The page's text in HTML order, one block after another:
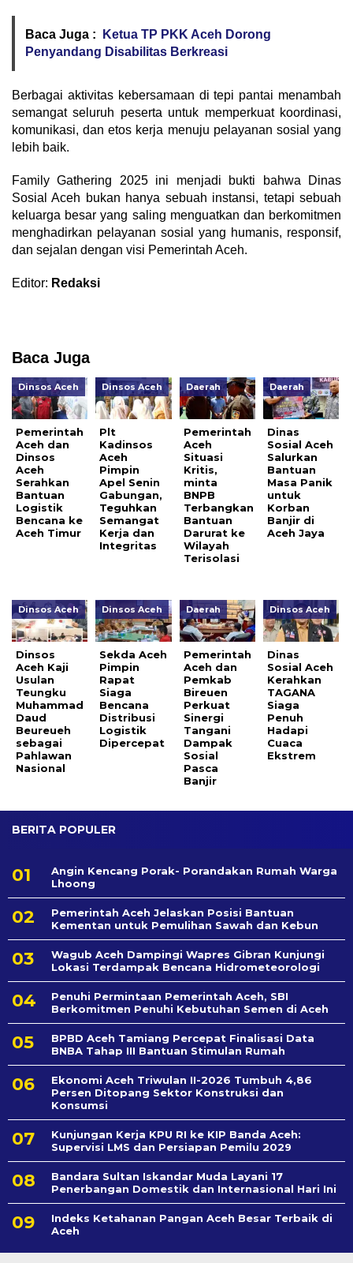
Baca Juga :
Ketua TP PKK Aceh Dorong
Penyandang Disabilitas Berkreasi
Berbagai aktivitas kebersamaan di tepi pantai menambah
semangat seluruh peserta untuk memperkuat koordinasi,
komunikasi, dan etos kerja menuju pelayanan sosial yang
lebih baik.
Family Gathering 2025 ini menjadi bukti bahwa Dinas
Sosial Aceh bukan hanya sebuah instansi, tetapi sebuah
keluarga besar yang saling menguatkan dan berkomitmen
menghadirkan pelayanan sosial yang humanis, responsif,
dan sejalan dengan visi Pemerintah Aceh.
Editor: Redaksi
Baca Juga
Dinsos Aceh
Pemerintah
Aceh dan
Dinsos
Aceh
Serahkan
Bantuan
Logistik
Bencana ke
Aceh Timur
Dinsos Aceh
Plt
Kadinsos
Aceh
Pimpin
Apel Senin
Gabungan,
Teguhkan
Semangat
Kerja dan
Integritas
Daerah
Pemerintah
Aceh
Situasi
Kritis,
minta
BNPB
Terbangkan
Bantuan
Darurat ke
Wilayah
Terisolasi
Daerah
Dinas
Sosial Aceh
Salurkan
Bantuan
Masa Panik
untuk
Korban
Banjir di
Aceh Jaya
Dinsos Aceh
Dinsos
Aceh Kaji
Usulan
Teungku
Muhammad
Daud
Beureueh
sebagai
Pahlawan
Nasional
Dinsos Aceh
Sekda Aceh
Pimpin
Rapat
Siaga
Bencana
Distribusi
Logistik
Dipercepat
Daerah
Pemerintah
Aceh dan
Pemkab
Bireuen
Perkuat
Sinergi
Tangani
Dampak
Sosial
Pasca
Banjir
Dinsos Aceh
Dinas
Sosial Aceh
Kerahkan
TAGANA
Siaga
Penuh
Hadapi
Cuaca
Ekstrem
BERITA POPULER
Angin Kencang Porak- Porandakan Rumah Warga
Lhoong
Pemerintah Aceh Jelaskan Posisi Bantuan
Kementan untuk Pemulihan Sawah dan Kebun
Wagub Aceh Dampingi Wapres Gibran Kunjungi
Lokasi Terdampak Bencana Hidrometeorologi
Penuhi Permintaan Pemerintah Aceh, SBI
Berkomitmen Penuhi Kebutuhan Semen di Aceh
BPBD Aceh Tamiang Percepat Finalisasi Data
BNBA Tahap III Bantuan Stimulan Rumah
Ekonomi Aceh Triwulan II-2026 Tumbuh 4,86
Persen Ditopang Sektor Konstruksi dan
Konsumsi
Kunjungan Kerja KPU RI ke KIP Banda Aceh:
Supervisi LMS dan Persiapan Pemilu 2029
Bandara Sultan Iskandar Muda Layani 17
Penerbangan Domestik dan Internasional Hari Ini
Indeks Ketahanan Pangan Aceh Besar Terbaik di
Aceh